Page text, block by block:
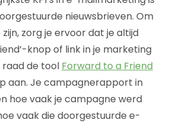
nieuwsbrieven. Om
zorg je ervoor dat je altijd
knop of link in je marketing
de tool Forward to a Friend
aan. Je campagnerapport in
hoe vaak je campagne werd
vaak die doorgestuurde e-